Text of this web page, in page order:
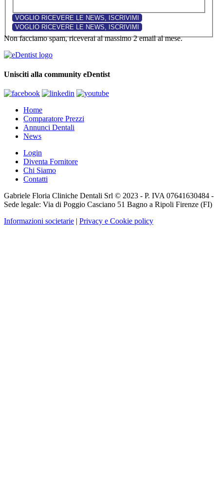
Non facciamo spam, riceverai al massimo 2 email al mese.
Unisciti alla community eDentist
Home
Comparatore Prezzi
Annunci Dentali
News
Login
Diventa Fornitore
Chi Siamo
Contatti
Gabriele Floria Cliniche Dentali Srl © 2023 - P. IVA 07641630484 -
Sede legale: Via di Poggio Casciano 51 Bagno a Ripoli Firenze (FI)
Informazioni societarie | Privacy e Cookie policy